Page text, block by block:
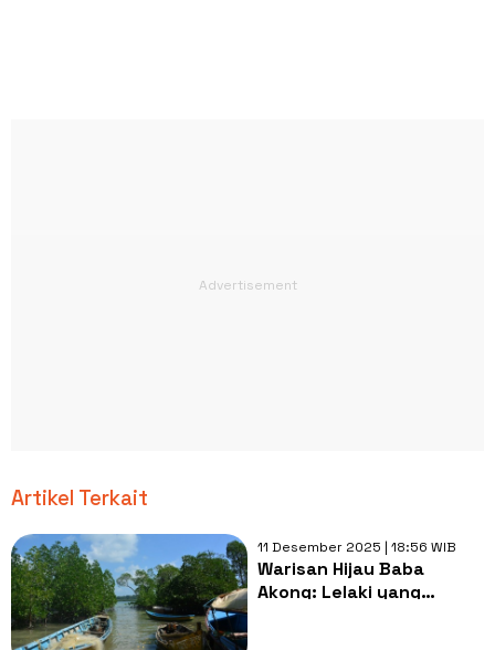
Artikel Terkait
11 Desember 2025 | 18:56 WIB
Warisan Hijau Baba
Akong: Lelaki yang